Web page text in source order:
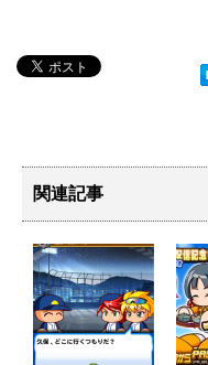
関連記事